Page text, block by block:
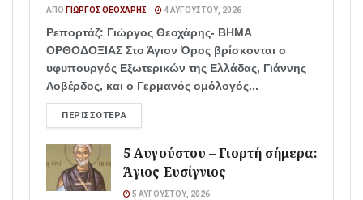
ΑΠΌ ΓΙΏΡΓΟΣ ΘΕΟΧΆΡΗΣ 4 ΑΥΓΟΎΣΤΟΥ, 2026
Ρεπορτάζ: Γιώργος Θεοχάρης- ΒΗΜΑ
ΟΡΘΟΔΟΞΙΑΣ Στο Άγιον Όρος βρίσκονται ο
υφυπουργός Εξωτερικών της Ελλάδας, Γιάννης
Λοβέρδος, και ο Γερμανός ομόλογός...
ΠΕΡΙΣΣΌΤΕΡΑ
5 Αυγούστου – Γιορτή σήμερα:
Άγιος Ευσίγνιος
5 ΑΥΓΟΎΣΤΟΥ, 2026